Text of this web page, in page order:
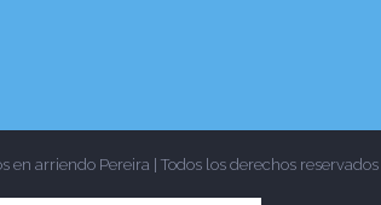
en arriendo Pereira | Todos los derechos reservados